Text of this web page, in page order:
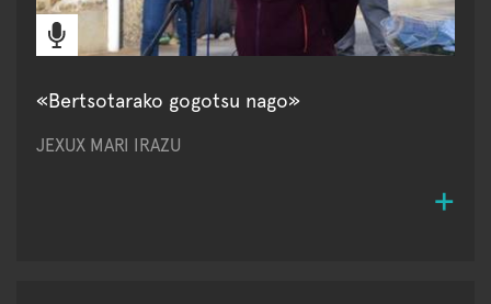
«Bertsotarako gogotsu nago»
JEXUX MARI IRAZU